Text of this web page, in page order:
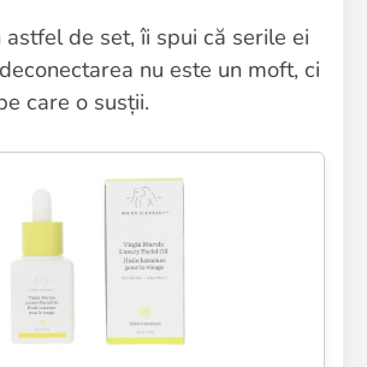
de set, îi spui că serile ei
nu este un moft, ci
care o susții.